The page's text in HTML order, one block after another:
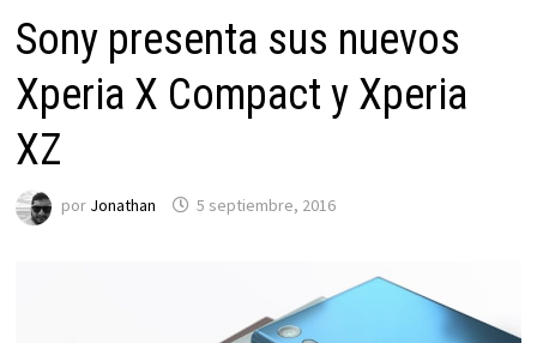
Sony presenta sus nuevos
Xperia X Compact y Xperia
XZ
por Jonathan 5 septiembre, 2016